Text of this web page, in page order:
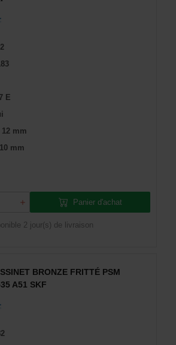
E
12 mm
10 mm
Panier d'achat
2 jour(s) de livraison
BRONZE FRITTÉ PSM
A51 SKF